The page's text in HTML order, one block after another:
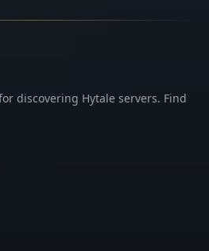
discovering Hytale servers. Find